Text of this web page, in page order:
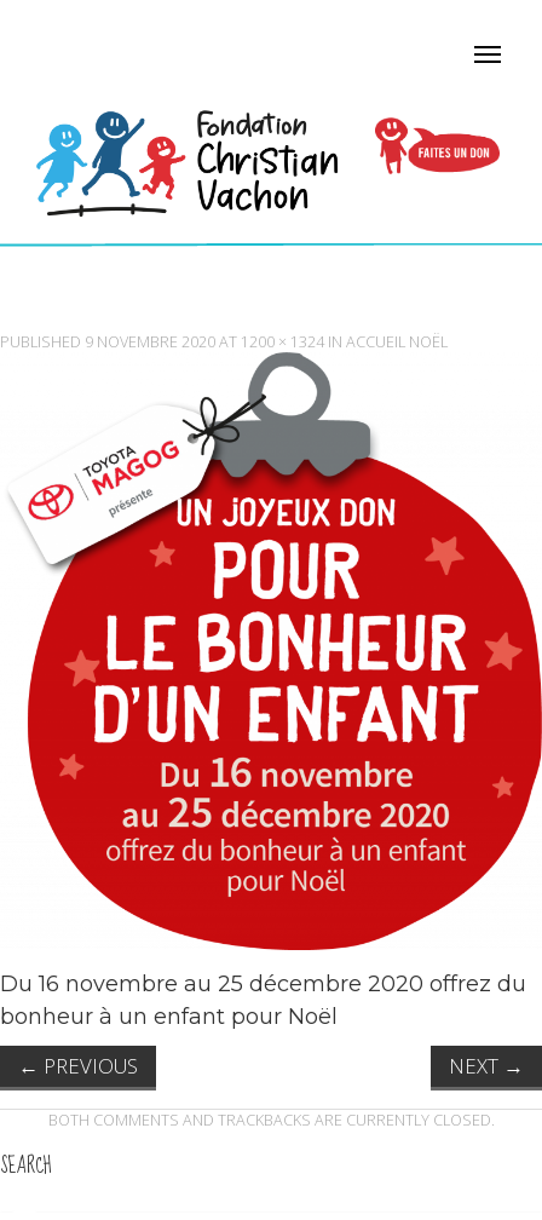
PUBLISHED 9 NOVEMBRE 2020AT 1200 × 1324 IN ACCUEIL NOËL
Du 16 novembre au 25 décembre 2020 offrez du
bonheur à un enfant pour Noël
← PREVIOUS NEXT →
BOTH COMMENTS AND TRACKBACKS ARE CURRENTLY CLOSED.
SEARCH